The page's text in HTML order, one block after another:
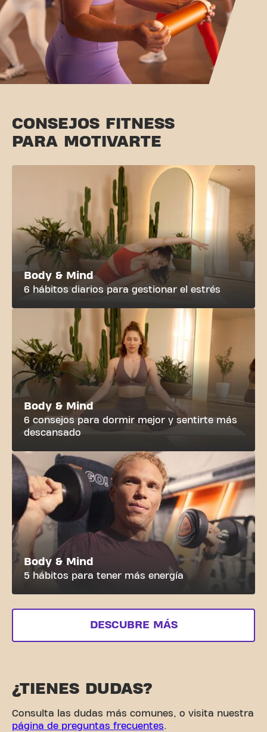
CONSEJOS FITNESS
PARA MOTIVARTE
Body & Mind
6 hábitos diarios para gestionar el estrés
Body & Mind
6 consejos para dormir mejor y sentirte más
descansado
Body & Mind
5 hábitos para tener más energía
DESCUBRE MÁS
¿TIENES DUDAS?
Consulta las dudas más comunes, o visita nuestra
página de preguntas frecuentes.